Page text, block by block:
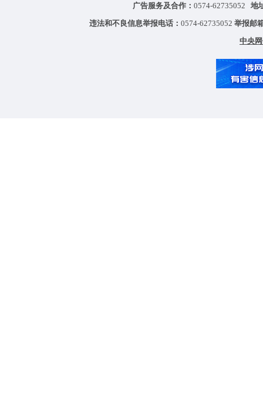
广告服务及合作： 0574-62735052 地
违法和不良信息举报电话： 0574-62735052 举报邮
中央